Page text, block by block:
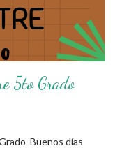
5to Grado
Buenos días